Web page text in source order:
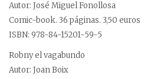
Autor: José Miguel Fonollosa
Comic-book. 36 páginas. 3,50 euros
ISBN: 978-84-15201-59-5
Robny el vagabundo
Autor: Joan Boix